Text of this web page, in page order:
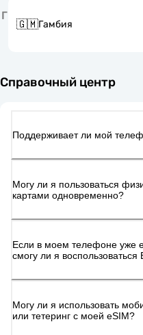
Г
🇬🇲Гамбия
Справочный центр
Поддерживает ли мой
Могу ли я пользоваться
картами одновременно?
Если в моем телефоне уже
смогу ли я
Могу ли я использовать
или тетеринг с моей eSIM?